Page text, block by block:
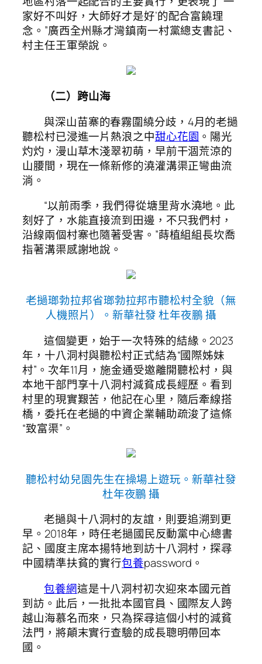
家好不叫好，大師好才是好’的配合富饒理
念。”廣西全州縣才灣鎮南一村黨總支書記、
村主任王軍榮說。
（二）跨山海
與深山苗寨的春霧圍繞分歧，4月的老撾
聽松村已浸進一片熱浪之中甜心花園 。陽光
灼灼，漫山草木淺翠初萌，早前干涸荒涼的
山腰間，現在一條新修的澆灌溝渠正彎曲流
淌。
“以前雨季，我們得從塘里背水澆地。此
刻好了，水能直接流到田邊，不只我們村，
沿線兩個村寨也隨著受害。”蒔植組組長坎喬
指著溝渠感謝地說。
老撾瑯勃拉邦省瑯勃拉邦市聽松村全貌（無
人機照片）。新華社發 杜年夜鵬 攝
這個變更，始于一次特殊的結緣。2023
年，十八洞村與聽松村正式結為“國際姊妹
村”。次年11月，施金通受邀離開聽松村，與
本地干部門享十八洞村減貧成長經歷。看到
村里的現實艱苦，他記在心里，隨后牽線搭
橋，委托在老撾的中資企業輔助疏浚了這條
“致富渠”。
聽松村幼兒園先生在操場上遊玩。新華社發
杜年夜鵬 攝
老撾與十八洞村的友誼，則要追溯到更
早。2018年，時任老撾國民反動黨中心總書
記、國度主席本揚特地到訪十八洞村，探尋
中國精準扶貧的實行包養password。
包養網這是十八洞村初次迎來本國元首
到訪。此后，一批批本國官員、國際友人跨
越山海慕名而來，只為探尋這個小村的減貧
法門，將顛末實行查驗的成長聰明帶回本
國。